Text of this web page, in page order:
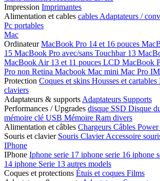
Impression Imprimantes
Alimentation et cables cables Adaptateurs /
Pc portables
Mac
OrdinateurMacBook Pro 14 et 16 pouces
15 MacBook Pro avec/sans Touchbar 13
MacBook Air 13 et 11 pouces LCD MacBook
Pro non Retina Macbook Mac mini Mac Pro
Protection Coques et skins Housses et cartables
claviers
Adaptateurs & supports Adaptateurs Supports
Performances / Upgrades disque SSD Disque
mémoire clé USB Mémoire Ram divers
Alimentation et câbles Chargeurs Câbles
Souris et clavier Souris ClavierAccessoire
IPhone
IPhone Iphone serie 17 iphone serie 16 iphone
14 iphone Serie 13 autres models
Coques et protections Étuis et coques Films